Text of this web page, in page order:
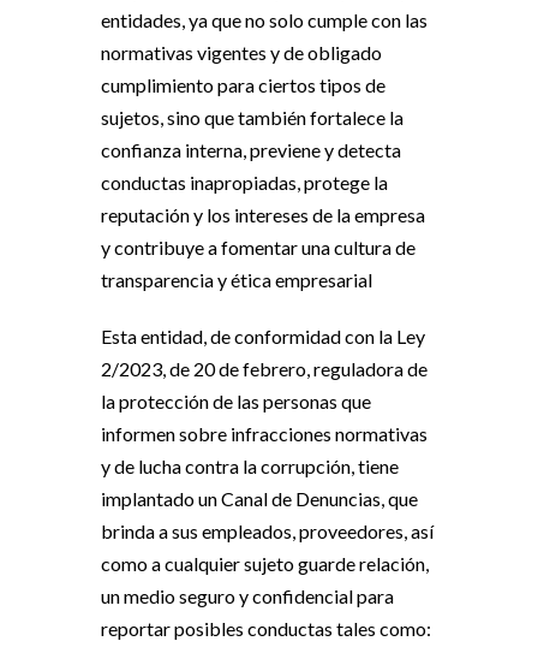
entidades, ya que no solo cumple con las
normativas vigentes y de obligado
cumplimiento para ciertos tipos de
sujetos, sino que también fortalece la
confianza interna, previene y detecta
conductas inapropiadas, protege la
reputación y los intereses de la empresa
y contribuye a fomentar una cultura de
transparencia y ética empresarial
Esta entidad, de conformidad con la Ley
2/2023, de 20 de febrero, reguladora de
la protección de las personas que
informen sobre infracciones normativas
y de lucha contra la corrupción, tiene
implantado un Canal de Denuncias, que
brinda a sus empleados, proveedores, así
como a cualquier sujeto guarde relación,
un medio seguro y confidencial para
reportar posibles conductas tales como: